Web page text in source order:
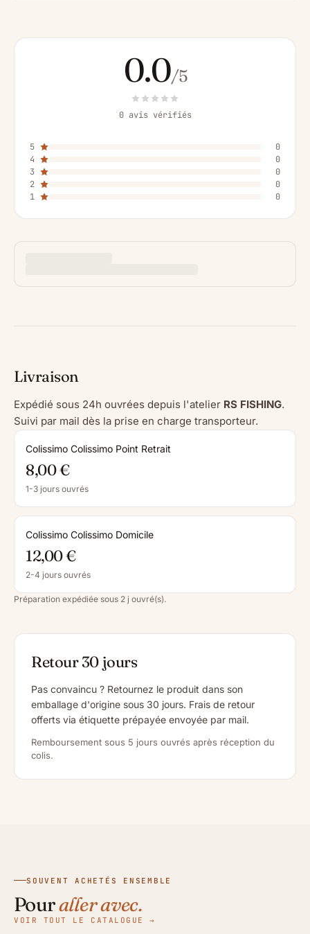
0.0/5
0 avis vérifiés
5
0
4
0
3
0
2
0
1
0
Livraison
Expédié sous 24h ouvrées depuis l'atelier RS FISHING.
Suivi par mail dès la prise en charge transporteur.
Colissimo Colissimo Point Retrait
8,00 €
1-3 jours ouvrés
Colissimo Colissimo Domicile
12,00 €
2-4 jours ouvrés
Préparation expédiée sous 2 j ouvré(s).
Retour 30 jours
Pas convaincu ? Retournez le produit dans son
emballage d'origine sous 30 jours. Frais de retour
offerts via étiquette prépayée envoyée par mail.
Remboursement sous 5 jours ouvrés après réception du
colis.
SOUVENT ACHETÉS ENSEMBLE
Pouraller avec.
VOIR TOUT LE CATALOGUE →